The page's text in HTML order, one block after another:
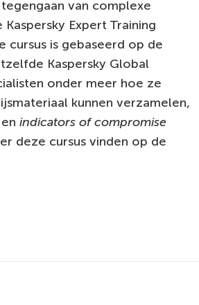
van complexe
Expert Training
cursus is gebaseerd op de
Kaspersky Global
onder meer hoe ze
kunnen verzamelen,
indicators of compromise
deze cursus vinden op de